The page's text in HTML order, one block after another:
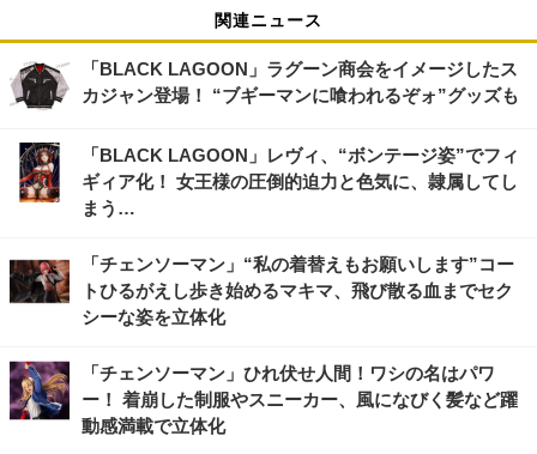
関連ニュース
「BLACK LAGOON」ラグーン商会をイメージしたス
カジャン登場！ “ブギーマンに喰われるぞォ”グッズも
「BLACK LAGOON」レヴィ、“ボンテージ姿”でフィ
ギィア化！ 女王様の圧倒的迫力と色気に、隷属してし
まう…
「チェンソーマン」“私の着替えもお願いします”コー
トひるがえし歩き始めるマキマ、飛び散る血までセク
シーな姿を立体化
「チェンソーマン」ひれ伏せ人間！ワシの名はパワ
ー！ 着崩した制服やスニーカー、風になびく髪など躍
動感満載で立体化